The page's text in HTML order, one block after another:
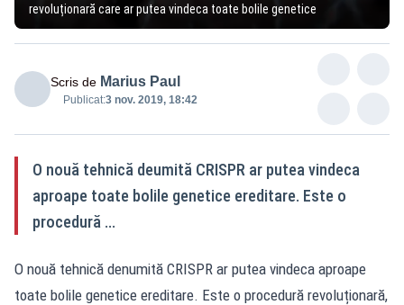
revoluționară care ar putea vindeca toate bolile genetice
Scris de Marius Paul
Publicat:3 nov. 2019, 18:42
O nouă tehnică deumită CRISPR ar putea vindeca
aproape toate bolile genetice ereditare. Este o
procedură ...
O nouă tehnică denumită CRISPR ar putea vindeca aproape
toate bolile genetice ereditare. Este o procedură revoluționară,